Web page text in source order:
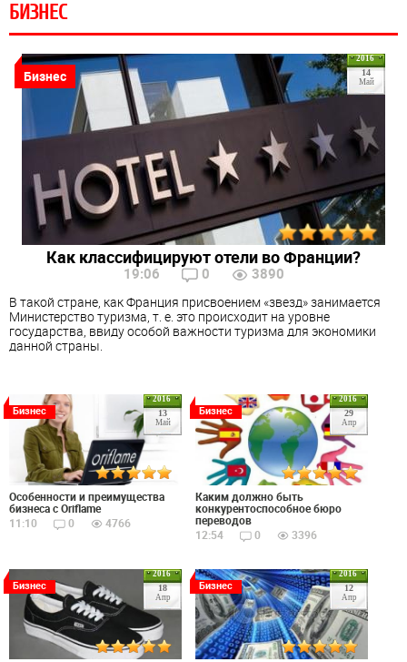
БИЗНЕС
2016
14
Май
Бизнес
Как классифицируют отели во Франции?
19:06 0 3890
В такой стране, как Франция присвоением «звезд» занимается
Министерство туризма, т. е. это происходит на уровне
государства, ввиду особой важности туризма для экономики
данной страны.
2016
13
Май
Бизнес
Особенности и преимущества
бизнеса с Oriflame
11:10
0 4766
2016
29
Апр
Бизнес
Каким должно быть
конкурентоспособное бюро
переводов
12:54
0 3396
2016
18
Апр
Бизнес
2016
12
Апр
Бизнес